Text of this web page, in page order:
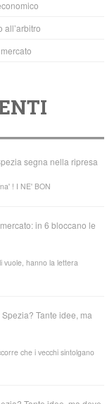
all’arbitro
segna nella ripresa
! I NE' BON
in 6 bloccano le
vuole, hanno la lettera
Tante idee, ma
che i vecchi sintolgano